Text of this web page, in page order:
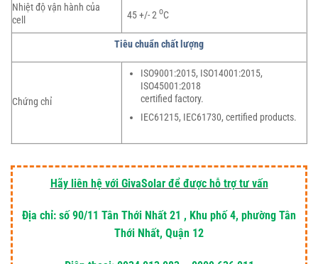
Nhiệt độ vận hành của
cell
45 +/- 2oC
Tiêu chuẩn chất lượng
Chứng chỉ
ISO9001:2015, ISO14001:2015,
ISO45001:2018
certified factory.
IEC61215, IEC61730, certified products.
Hãy liên hệ với GivaSolar để được hỗ trợ tư vấn
Địa chỉ: số 90/11 Tân Thới Nhất 21 , Khu phố 4, phường Tân
Thới Nhất, Quận 12